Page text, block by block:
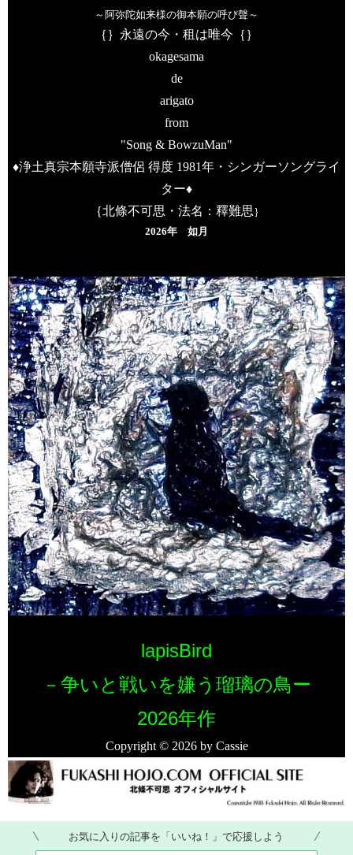
～阿弥陀如来様の御本願の呼び聲～
｛｝永遠の今・租は唯今｛｝
okagesama
de
arigato
from
"Song & BowzuMan"
♦浄土真宗本願寺派僧侶 得度 1981年・シンガーソングライ
ター♦
｛北條不可思・法名：釋難思 ｝
2026年 如月
lapisBird
－争いと戦いを嫌う瑠璃の鳥ー
2026年作
Copyright ©2026 by Cassie
お気に入りの記事を「いいね！」で応援しよう